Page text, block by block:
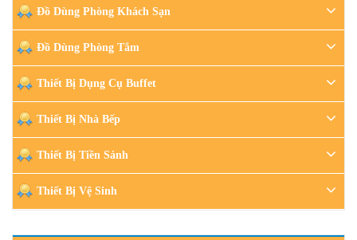
Đồ Dùng Phòng Khách Sạn
Đồ Dùng Phòng Tắm
Thiết Bị Dụng Cụ Buffet
Thiết Bị Nhà Bếp
Thiết Bị Tiền Sảnh
Thiết Bị Vệ Sinh